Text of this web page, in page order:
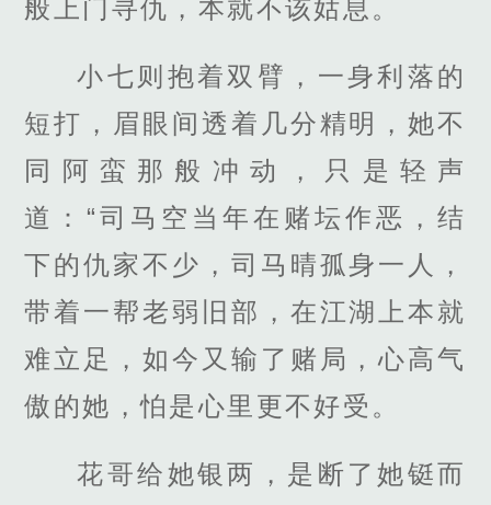
般上门寻仇，本就不该姑息。
小七则抱着双臂，一身利落的
短打，眉眼间透着几分精明，她不
同阿蛮那般冲动，只是轻声
道：“司马空当年在赌坛作恶，结
下的仇家不少，司马晴孤身一人，
带着一帮老弱旧部，在江湖上本就
难立足，如今又输了赌局，心高气
傲的她，怕是心里更不好受。
花哥给她银两，是断了她铤而